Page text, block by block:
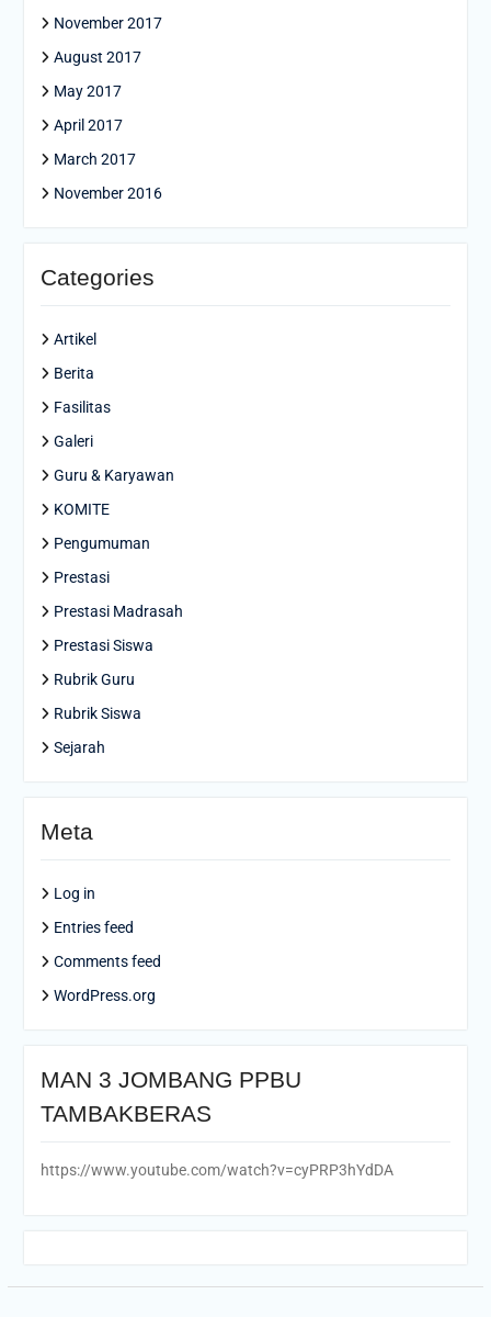
November 2017
August 2017
May 2017
April 2017
March 2017
November 2016
Categories
Artikel
Berita
Fasilitas
Galeri
Guru & Karyawan
KOMITE
Pengumuman
Prestasi
Prestasi Madrasah
Prestasi Siswa
Rubrik Guru
Rubrik Siswa
Sejarah
Meta
Log in
Entries feed
Comments feed
WordPress.org
MAN 3 JOMBANG PPBU
TAMBAKBERAS
https://www.youtube.com/watch?v=cyPRP3hYdDA